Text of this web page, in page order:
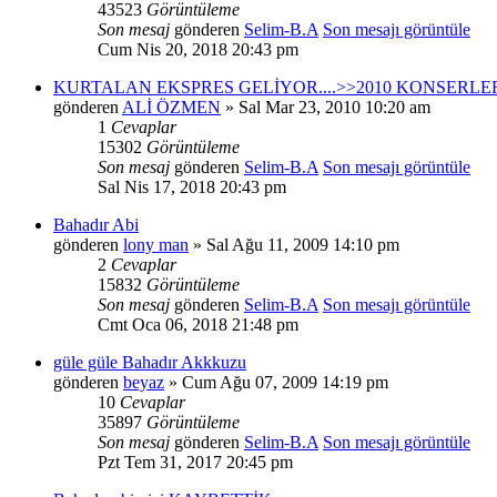
43523 Görüntüleme
Son mesaj gönderen Selim-B.A Son mesajı görüntüle
Cum Nis 20, 2018 20:43 pm
KURTALAN EKSPRES GELİYOR....>>2010
gönderen ALİ ÖZMEN » Sal Mar 23, 2010 10:20 am
1 Cevaplar
15302 Görüntüleme
Son mesaj gönderen Selim-B.A Son mesajı görüntüle
Sal Nis 17, 2018 20:43 pm
Bahadır Abi
gönderen lony man » Sal Ağu 11, 2009 14:10 pm
2 Cevaplar
15832 Görüntüleme
Son mesaj gönderen Selim-B.A Son mesajı görüntüle
Cmt Oca 06, 2018 21:48 pm
güle güle Bahadır Akkkuzu
gönderen beyaz » Cum Ağu 07, 2009 14:19 pm
10 Cevaplar
35897 Görüntüleme
Son mesaj gönderen Selim-B.A Son mesajı görüntüle
Pzt Tem 31, 2017 20:45 pm